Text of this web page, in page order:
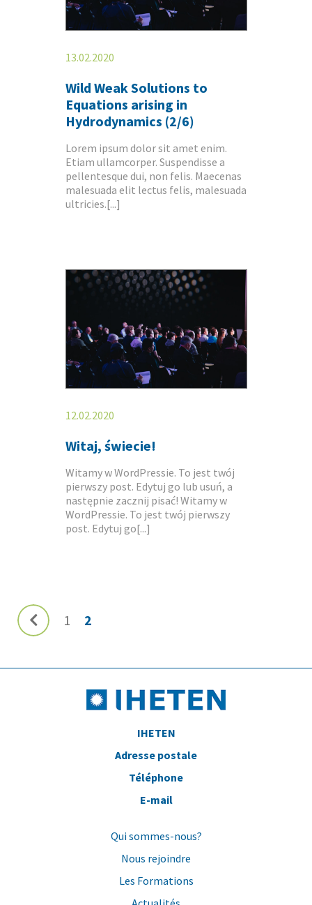
13.02.2020
Wild Weak Solutions to
Equations arising in
Hydrodynamics (2/6)
Lorem ipsum dolor sit amet enim.
Etiam ullamcorper. Suspendisse a
pellentesque dui, non felis. Maecenas
malesuada elit lectus felis, malesuada
ultricies.[...]
12.02.2020
Witaj, świecie!
Witamy w WordPressie. To jest twój
pierwszy post. Edytuj go lub usuń, a
następnie zacznij pisać! Witamy w
WordPressie. To jest twój pierwszy
post. Edytuj go[...]
1 2
IHETEN
Adresse postale
Téléphone
E-mail
Qui sommes-nous?
Nous rejoindre
Les Formations